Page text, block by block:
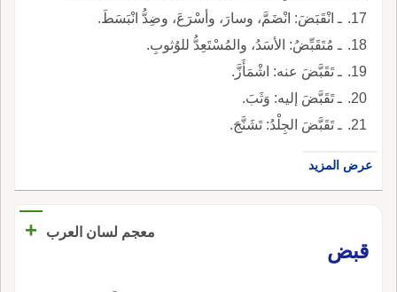
ـ انْقَبَضَ: انْضَمَّ، وسارَ، وأسْرَعَ، وضِدُّ انْبَسَطَ.
ـ مُتَقَبِّضُ: الأسَدُ، والمُسْتَعِدُّ للوُثوبِ.
ـ تَقَبَّضَ عنه: اشْمَأَزَّ.
ـ تَقَبَّضَ إليه: وَثَبَ.
ـ تَقَبَّضَ الجِلْدُ: تَشَنَّجَ.
عرض المزيد
معجم لسان العرب
+
قبض